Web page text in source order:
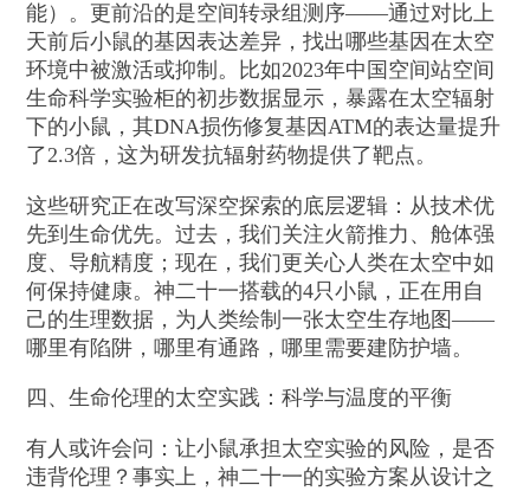
能）。更前沿的是空间转录组测序——通过对比上
天前后小鼠的基因表达差异，找出哪些基因在太空
环境中被激活或抑制。比如2023年中国空间站空间
生命科学实验柜的初步数据显示，暴露在太空辐射
下的小鼠，其DNA损伤修复基因ATM的表达量提升
了2.3倍，这为研发抗辐射药物提供了靶点。
这些研究正在改写深空探索的底层逻辑：从技术优
先到生命优先。过去，我们关注火箭推力、舱体强
度、导航精度；现在，我们更关心人类在太空中如
何保持健康。神二十一搭载的4只小鼠，正在用自
己的生理数据，为人类绘制一张太空生存地图——
哪里有陷阱，哪里有通路，哪里需要建防护墙。
四、生命伦理的太空实践：科学与温度的平衡
有人或许会问：让小鼠承担太空实验的风险，是否
违背伦理？事实上，神二十一的实验方案从设计之